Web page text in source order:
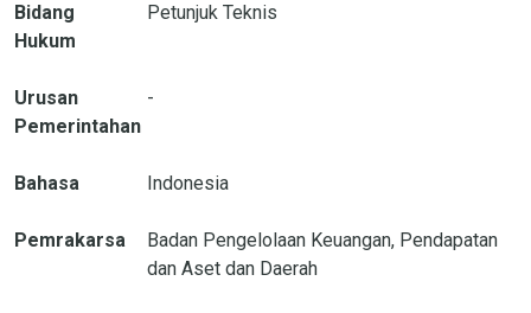
Bidang
Hukum
Petunjuk Teknis
Urusan
Pemerintahan
-
Bahasa Indonesia
Pemrakarsa
Badan Pengelolaan Keuangan, Pendapatan
dan Aset dan Daerah